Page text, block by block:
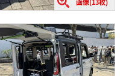
画像(13枚)